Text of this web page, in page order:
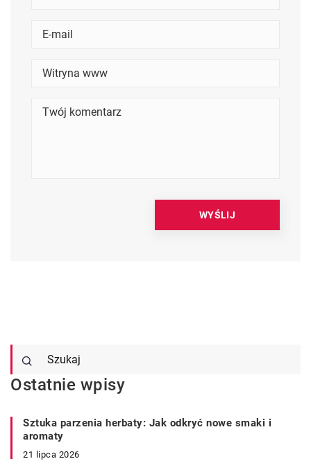
Ostatnie wpisy
Sztuka parzenia herbaty: Jak odkryć nowe smaki i
aromaty
21 lipca 2026